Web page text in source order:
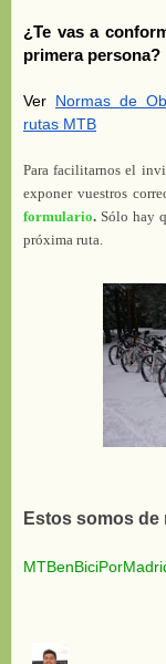
¿Te vas a
primera persona?
Ver Normas de
rutas MTB
Para facilitarnos el
formulario. Sólo hay
próxima ruta.
Estos somos